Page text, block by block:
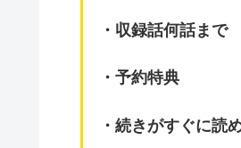
・収録話何話まで
・予約特典
・続きがすぐに読